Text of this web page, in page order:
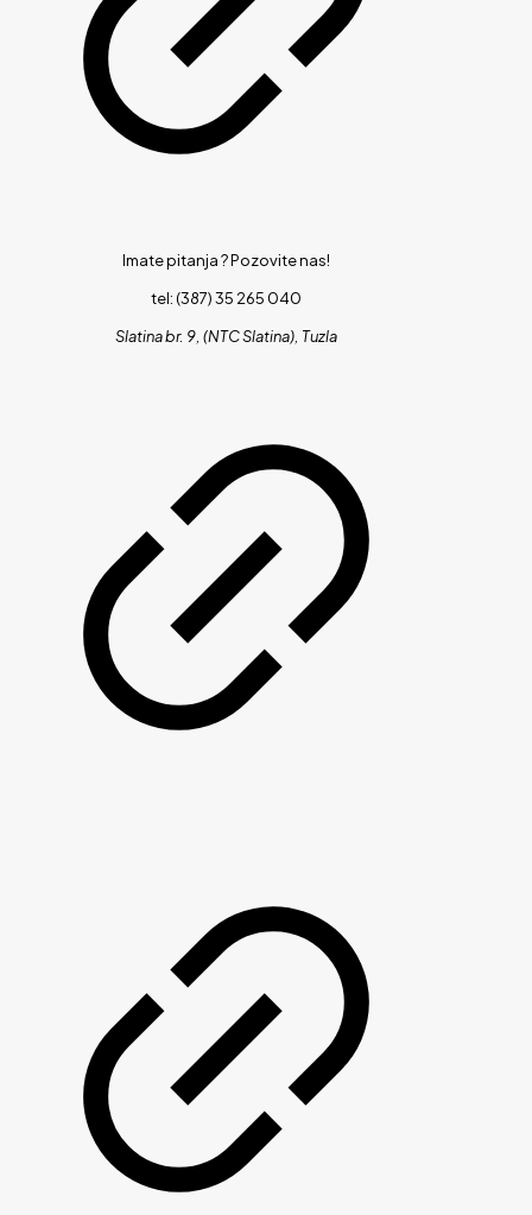
Imate pitanja ?Pozovite nas!
tel: (387) 35 265 040
Slatina br. 9, (NTC Slatina), Tuzla